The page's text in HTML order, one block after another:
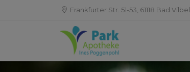
Frankfurter Str. 51-53, 61118 Bad Vilbel